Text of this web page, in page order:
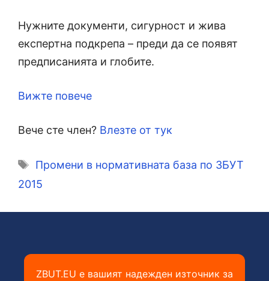
Нужните документи, сигурност и жива
експертна подкрепа – преди да се появят
предписанията и глобите.
Вижте повече
Вече сте член? Влезте от тук
Етикети
Промени в нормативната база по ЗБУТ
2015
ZBUT.EU е вашият надежден източник за